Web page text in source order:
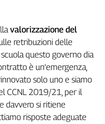
valorizzazione del
retribuzioni delle
questo governo dia
è un'emergenza,
solo uno e siamo
CCNL 2019/21, per il
davvero si ritiene
risposte adeguate